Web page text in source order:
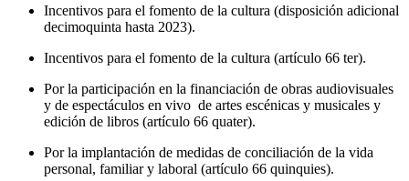
Incentivos para el fomento de la cultura (disposición adicional
decimoquinta hasta 2023).
Incentivos para el fomento de la cultura (artículo 66 ter).
Por la participación en la financiación de obras audiovisuales
y de espectáculos en vivo de artes escénicas y musicales y
edición de libros (artículo 66 quater).
Por la implantación de medidas de conciliación de la vida
personal, familiar y laboral (artículo 66 quinquies).